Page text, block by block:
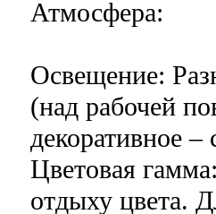
Атмосфера:
Освещение:
(над рабочей
декоративное
Цветовая
отдыху цвета.